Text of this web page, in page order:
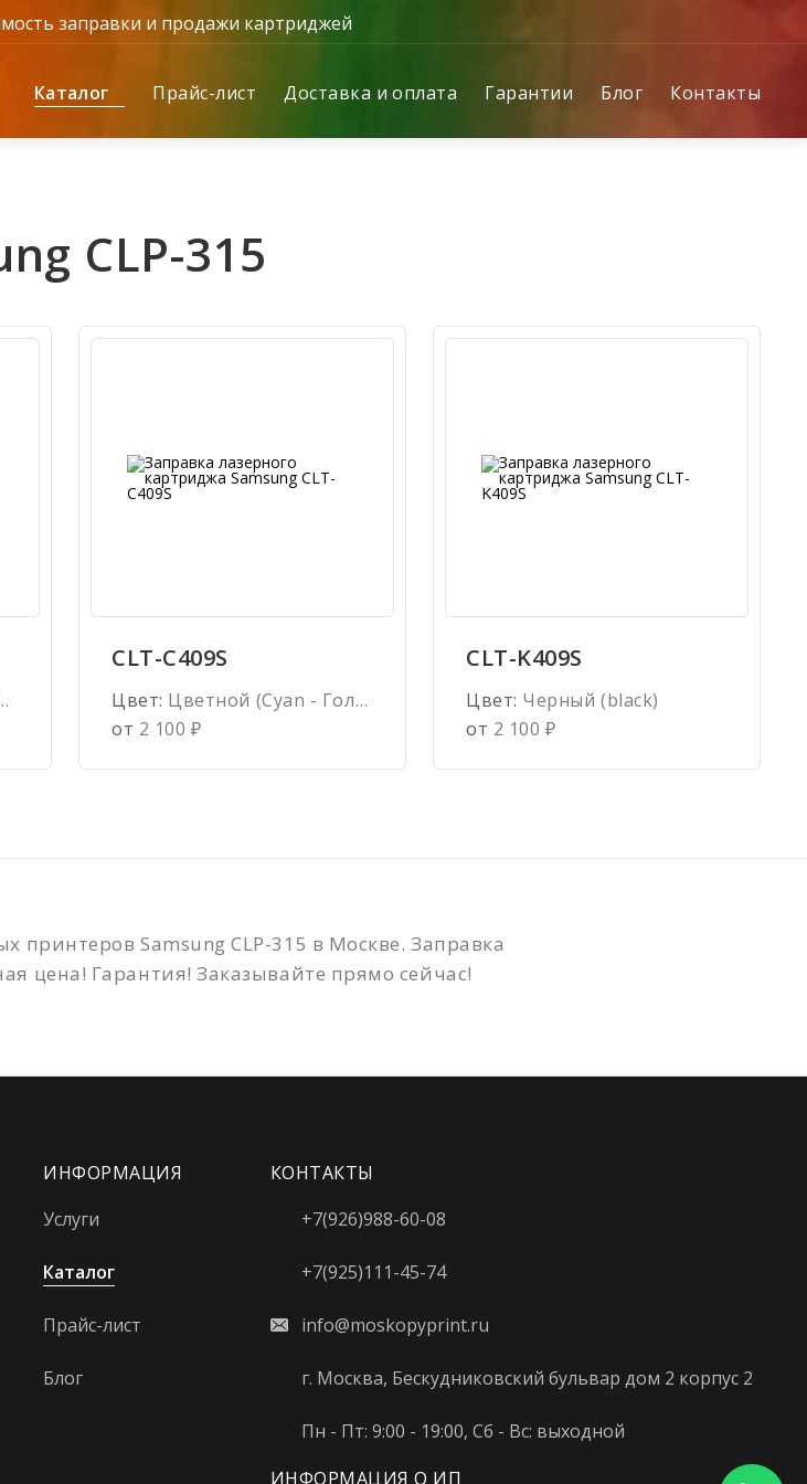
заправки и продажи картриджей
Каталог Прайс-лист Доставка и оплата Гарантии Блог Контакты
CLP-315
CLT-C409S
Цвет: Цветной (Cyan - Голубой)
от 2 100 ₽
CLT-K409S
Цвет: Черный (black)
от 2 100 ₽
принтеров Samsung CLP-315 в Москве. Заправка
цена! Гарантия! Заказывайте прямо сейчас!
ИНФОРМАЦИЯ
Услуги
Каталог
Прайс-лист
Блог
КОНТАКТЫ
+7(926)988-60-08
+7(925)111-45-74
info@moskopyprint.ru
г. Москва, Бескудниковский бульвар дом 2 корпус 2
Пн - Пт: 9:00 - 19:00, Сб - Вс: выходной
ИНФОРМАЦИЯ О ИП